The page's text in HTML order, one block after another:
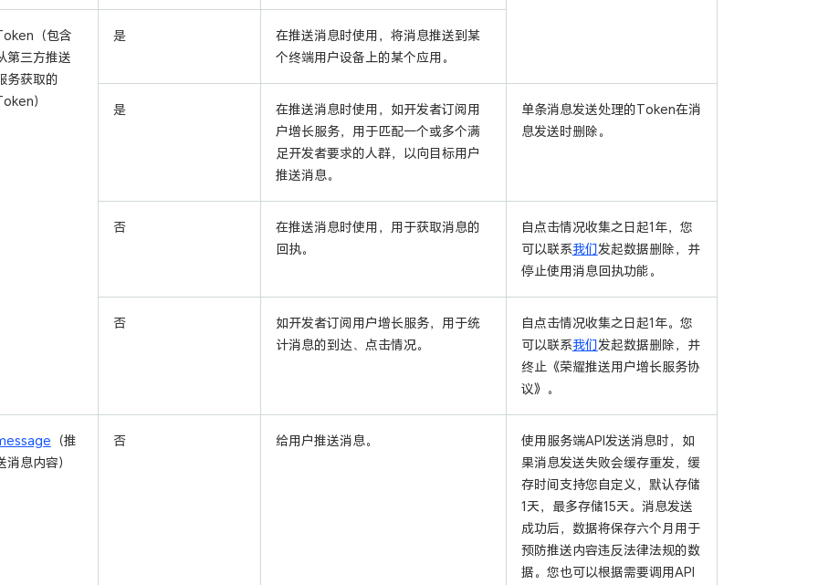
（包含
第三方推送
务获取的
）
是
在推送消息时使用，将消息推送到某
个终端用户设备上的某个应用。
是
在推送消息时使用，如开发者订阅用
户增长服务，用于匹配一个或多个满
足开发者要求的人群，以向目标用户
推送消息。
单条消息发送处理的Token在消
息发送时删除。
否
在推送消息时使用，用于获取消息的
回执。
自点击情况收集之日起1年，您
可以联系我们发起数据删除，并
停止使用消息回执功能。
否
如开发者订阅用户增长服务，用于统
计消息的到达、点击情况。
自点击情况收集之日起1年。您
可以联系我们发起数据删除，并
终止《荣耀推送用户增长服务协
议》。
（推
消息内容）
否 给用户推送消息。
使用服务端API发送消息时，如
果消息发送失败会缓存重发，缓
存时间支持您自定义，默认存储
1天，最多存储15天。消息发送
成功后，数据将保存六个月用于
预防推送内容违反法律法规的数
据。您也可以根据需要调用API